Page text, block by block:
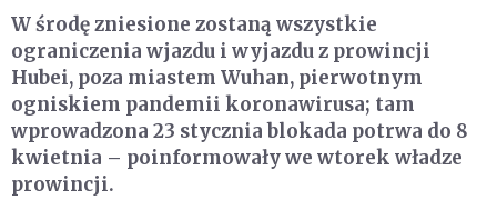
W środę zniesione zostaną wszystkie
ograniczenia wjazdu i wyjazdu z prowincji
Hubei, poza miastem Wuhan, pierwotnym
ogniskiem pandemii koronawirusa; tam
wprowadzona 23 stycznia blokada potrwa do 8
kwietnia – poinformowały we wtorek władze
prowincji.